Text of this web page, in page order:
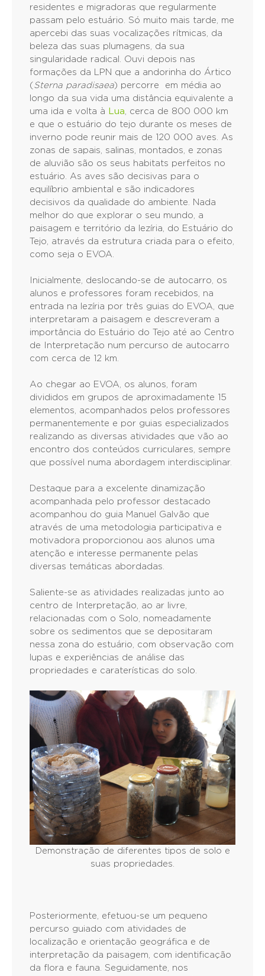
residentes e migradoras que regularmente
passam pelo estuário. Só muito mais tarde, me
apercebi das suas vocalizações rítmicas, da
beleza das suas plumagens, da sua
singularidade radical. Ouvi depois nas
formações da LPN que a andorinha do Ártico
( Sterna paradisaea) percorre em média ao
longo da sua vida uma distância equivalente a
uma ida e volta à Lua, cerca de 800 000 km
e que o estuário do tejo durante os meses de
inverno pode reunir mais de 120 000 aves. As
zonas de sapais, salinas, montados, e zonas
de aluvião são os seus habitats perfeitos no
estuário. As aves são decisivas para o
equilíbrio ambiental e são indicadores
decisivos da qualidade do ambiente. Nada
melhor do que explorar o seu mundo, a
paisagem e território da lezíria, do Estuário do
Tejo, através da estrutura criada para o efeito,
como seja o EVOA.
Inicialmente, deslocando-se de autocarro, os
alunos e professores foram recebidos, na
entrada na lezíria por três guias do EVOA, que
interpretaram a paisagem e descreveram a
importância do Estuário do Tejo até ao Centro
de Interpretação num percurso de autocarro
com cerca de 12 km.
Ao chegar ao EVOA, os alunos, foram
divididos em grupos de aproximadamente 15
elementos, acompanhados pelos professores
permanentemente e por guias especializados
realizando as diversas atividades que vão ao
encontro dos conteúdos curriculares, sempre
que possível numa abordagem interdisciplinar.
Destaque para a excelente dinamização
acompanhada pelo professor destacado
acompanhou do guia Manuel Galvão que
através de uma metodologia participativa e
motivadora proporcionou aos alunos uma
atenção e interesse permanente pelas
diversas temáticas abordadas.
Saliente-se as atividades realizadas junto ao
centro de Interpretação, ao ar livre,
relacionadas com o Solo, nomeadamente
sobre os sedimentos que se depositaram
nessa zona do estuário, com observação com
lupas e experiências de análise das
propriedades e caraterísticas do solo.
Demonstração de diferentes tipos de solo e
suas propriedades.
Posteriormente, efetuou-se um pequeno
percurso guiado com atividades de
localização e orientação geográfica e de
interpretação da paisagem, com identificação
da flora e fauna. Seguidamente, nos